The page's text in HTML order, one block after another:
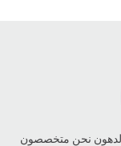
الدهون نحن متخصصون